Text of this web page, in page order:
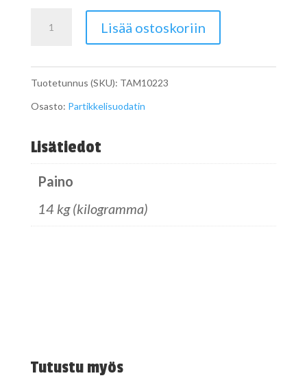
Converter
määrä
Lisää ostoskoriin
Tuotetunnus (SKU): TAM10223
Osasto: Partikkelisuodatin
Lisätiedot
Paino
14 kg (kilogramma)
Tutustu myös